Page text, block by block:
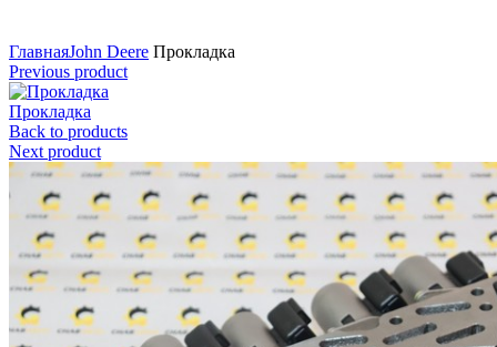
ГлавнаяJohn Deere Прокладка
Previous product
Прокладка
Back to products
Next product